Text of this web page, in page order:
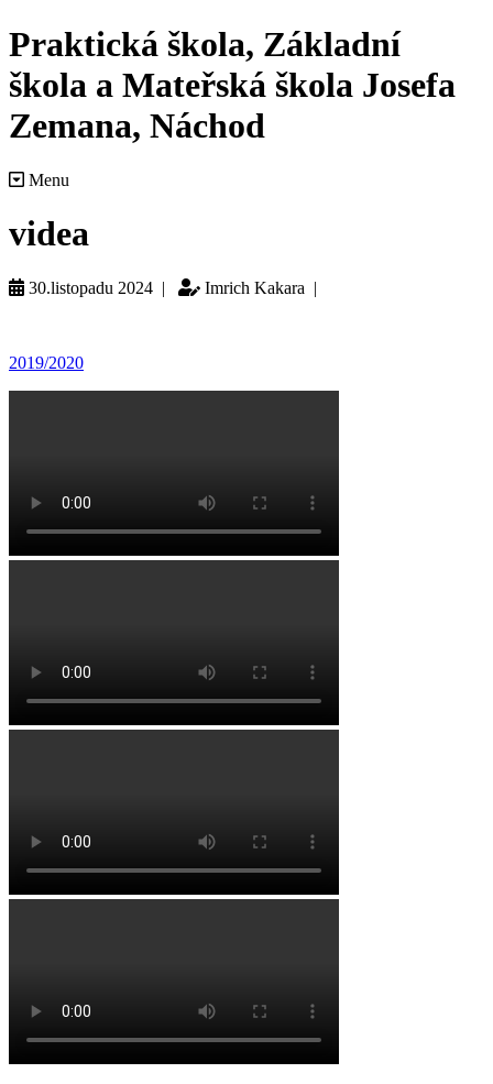
Praktická škola, Základní
škola a Mateřská škola Josefa
Zemana, Náchod
Menu
videa
30.listopadu 2024 | Imrich Kakara |
2019/2020